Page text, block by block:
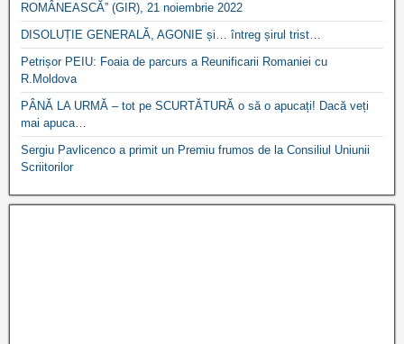
ROMÂNEASCĂ” (GIR), 21 noiembrie 2022
DISOLUȚIE GENERALĂ, AGONIE și… întreg șirul trist…
Petrișor PEIU: Foaia de parcurs a Reunificarii Romaniei cu
R.Moldova
PÂNĂ LA URMĂ – tot pe SCURTĂTURĂ o să o apucați! Dacă veți
mai apuca…
Sergiu Pavlicenco a primit un Premiu frumos de la Consiliul Uniunii
Scriitorilor